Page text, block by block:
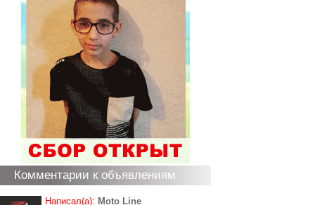
Комментарии к объявлениям
Написал(а): Moto Line